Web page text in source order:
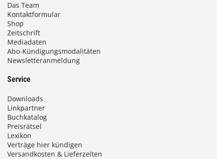
Das Team
Kontaktformular
Shop
Zeitschrift
Mediadaten
Abo-Kündigungsmodalitäten
Newsletteranmeldung
Service
Downloads
Linkpartner
Buchkatalog
Preisrätsel
Lexikon
Verträge hier kündigen
Versandkosten & Lieferzeiten